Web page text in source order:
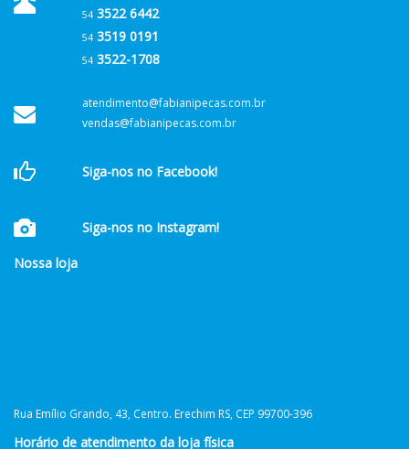
543522 6442
543519 0191
543522-1708
atendimento@fabianipecas.com.br
vendas@fabianipecas.com.br
Siga-nos no Facebook!
Siga-nos no Instagram!
Nossa loja
Rua Emílio Grando, 43, Centro. Erechim RS, CEP 99700-396
Horário de atendimento da loja física